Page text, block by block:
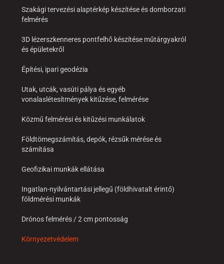
Szakági tervezési alaptérkép készítése és domborzati
felmérés
3D lézerszkenneres pontfelhő készítése műtárgyakról
és épületekről
Építési, ipari geodézia
Utak, utcák, vasúti pálya és egyéb
vonalaslétesítmények kitűzése, felmérése
Közmű felmérési és kitűzési munkálatok
Földtömegszámítás, depók, rézsűk mérése és
számítása
Geofizikai munkák ellátása
Ingatlan-nyilvántartási jellegű (földhivatalt érintő)
földmérési munkák
Drónos felmérés / 2 cm pontosság
Környezetvédelem